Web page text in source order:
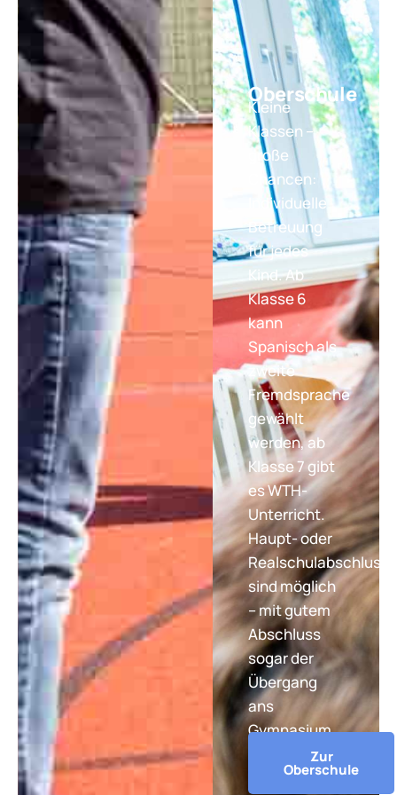
Oberschule
Kleine
Klassen –
große
Chancen:
Individuelle
Betreuung
für jedes
Kind. Ab
Klasse 6
kann
Spanisch als
zweite
Fremdsprache
gewählt
werden, ab
Klasse 7 gibt
es WTH-
Unterricht.
Haupt- oder
Realschulabschluss
sind möglich
– mit gutem
Abschluss
sogar der
Übergang
ans
Gymnasium.
Zur
Oberschule